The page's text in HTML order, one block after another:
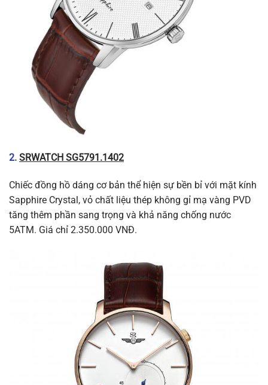
2. SRWATCH SG5791.1402
Chiếc đồng hồ dáng cơ bản thể hiện sự bền bỉ với mặt kính
Sapphire Crystal, vỏ chất liệu thép không gỉ mạ vàng PVD
tăng thêm phần sang trọng và khả năng chống nước
5ATM. Giá chỉ 2.350.000 VNĐ.